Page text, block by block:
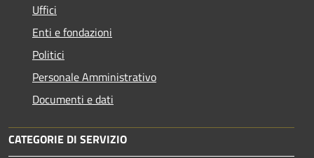
Uffici
Enti e fondazioni
Politici
Personale Amministrativo
Documenti e dati
CATEGORIE DI SERVIZIO